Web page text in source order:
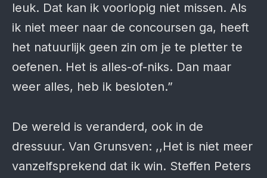
leuk. Dat kan ik voorlopig niet missen. Als
ik niet meer naar de concoursen ga, heeft
het natuurlijk geen zin om je te pletter te
oefenen. Het is alles-of-niks. Dan maar
weer alles, heb ik besloten.”
De wereld is veranderd, ook in de
dressuur. Van Grunsven: ,,Het is niet meer
vanzelfsprekend dat ik win. Steffen Peters